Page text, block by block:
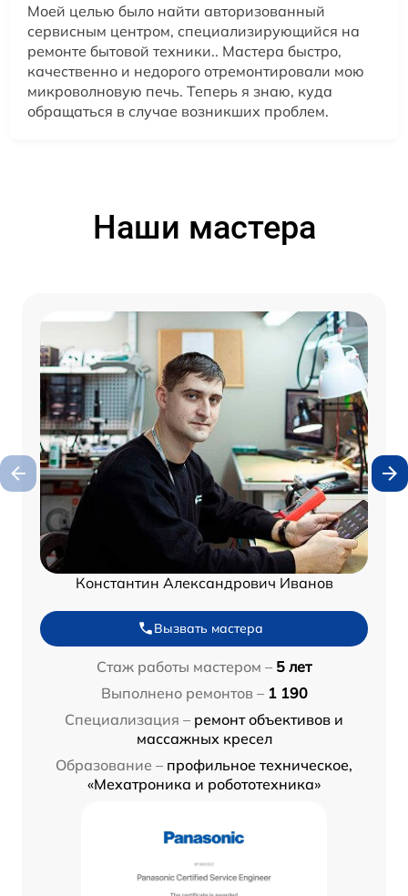
Моей целью было найти авторизованный
сервисным центром, специализирующийся на
ремонте бытовой техники.. Мастера быстро,
качественно и недорого отремонтировали мою
микроволновую печь. Теперь я знаю, куда
обращаться в случае возникших проблем.
Наши мастера
Константин Александрович Иванов
Вызвать мастера
Стаж работы мастером – 5 лет
Выполнено ремонтов – 1 190
Специализация – ремонт объективов и
массажных кресел
Образование – профильное техническое,
«Мехатроника и робототехника»